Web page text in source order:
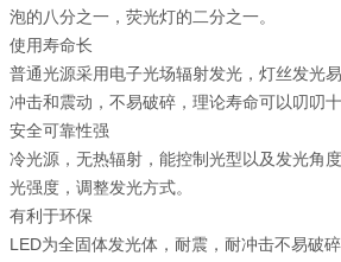
泡的八分之一，荧光灯的二分之一。
使用寿命长
普通光源采用电子光场辐射发光，灯丝发光
冲击和震动，不易破碎，理论寿命可以叨叨
安全可靠性强
冷光源，无热辐射，能控制光型以及发光角
光强度，调整发光方式。
有利于环保
LED为全固体发光体，耐震，耐冲击不易破